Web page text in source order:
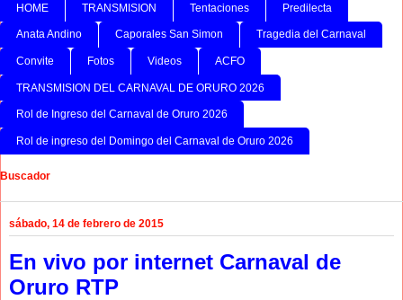
HOME TRANSMISION Tentaciones Predilecta
Anata Andino Caporales San Simon Tragedia del Carnaval
Convite Fotos Videos ACFO
TRANSMISION DEL CARNAVAL DE ORURO 2026
Rol de Ingreso del Carnaval de Oruro 2026
Rol de ingreso del Domingo del Carnaval de Oruro 2026
Buscador
sábado, 14 de febrero de 2015
En vivo por internet Carnaval de
Oruro RTP